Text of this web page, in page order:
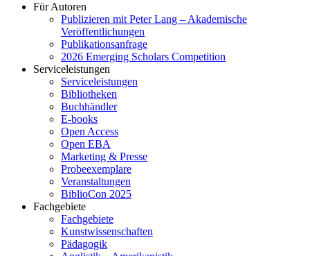
Für Autoren
Publizieren mit Peter Lang – Akademische
Veröffentlichungen
Publikationsanfrage
2026 Emerging Scholars Competition
Serviceleistungen
Serviceleistungen
Bibliotheken
Buchhändler
E-books
Open Access
Open EBA
Marketing & Presse
Probeexemplare
Veranstaltungen
BiblioCon 2025
Fachgebiete
Fachgebiete
Kunstwissenschaften
Pädagogik